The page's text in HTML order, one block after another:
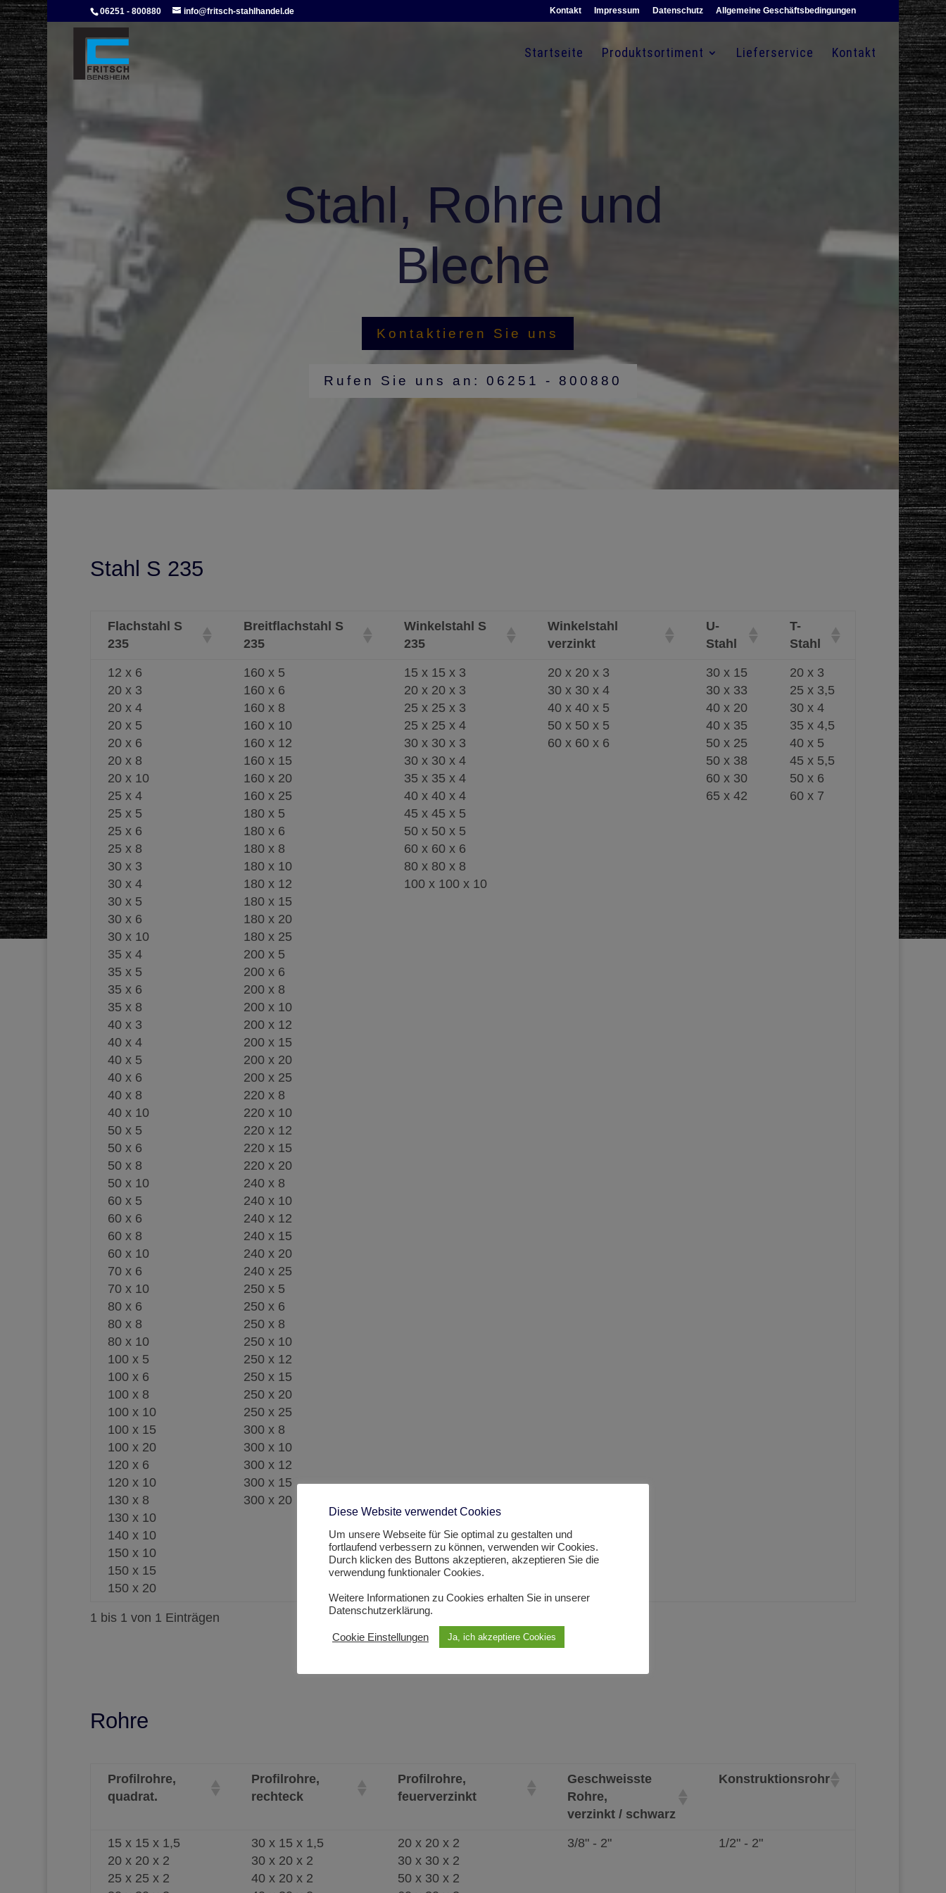
06251 - 800880 info@fritsch-stahlhandel.de Kontakt Impressum Datenschutz Allgemeine Geschäftsbedingungen
Startseite Produktsortiment Lieferservice Kontakt
Stahl, Rohre und
Bleche
Kontaktieren Sie uns
Rufen Sie uns an: 06251 - 800880
Stahl S 235
Flachstahl S
235
Breitflachstahl S
235
Winkelstahl S
235
Winkelstahl
verzinkt
U-
Stahl
T-
Stahl
12 x 6
20 x 3
20 x 4
20 x 5
20 x 6
20 x 8
20 x 10
25 x 4
25 x 5
25 x 6
25 x 8
30 x 3
30 x 4
30 x 5
30 x 6
30 x 10
35 x 4
35 x 5
35 x 6
35 x 8
40 x 3
40 x 4
40 x 5
40 x 6
40 x 8
40 x 10
50 x 5
50 x 6
50 x 8
50 x 10
60 x 5
60 x 6
60 x 8
60 x 10
70 x 6
70 x 10
80 x 6
80 x 8
80 x 10
100 x 5
100 x 6
100 x 8
100 x 10
100 x 15
100 x 20
120 x 6
120 x 10
130 x 8
130 x 10
140 x 10
150 x 10
150 x 15
150 x 20
160 x 5
160 x 6
160 x 8
160 x 10
160 x 12
160 x 15
160 x 20
160 x 25
180 x 5
180 x 6
180 x 8
180 x 10
180 x 12
180 x 15
180 x 20
180 x 25
200 x 5
200 x 6
200 x 8
200 x 10
200 x 12
200 x 15
200 x 20
200 x 25
220 x 8
220 x 10
220 x 12
220 x 15
220 x 20
240 x 8
240 x 10
240 x 12
240 x 15
240 x 20
240 x 25
250 x 5
250 x 6
250 x 8
250 x 10
250 x 12
250 x 15
250 x 20
250 x 25
300 x 8
300 x 10
300 x 12
300 x 15
300 x 20
15 x 15 x 3
20 x 20 x 3
25 x 25 x 3
25 x 25 x 4
30 x 30 x 3
30 x 30 x 4
35 x 35 x 4
40 x 40 x 4
45 x 45 x 5
50 x 50 x 5
60 x 60 x 6
80 x 80 x 8
100 x 100 x 10
20 x 20 x 3
30 x 30 x 4
40 x 40 x 5
50 x 50 x 5
60 x 60 x 6
30 x 15
30 x 33
40 x 20
40 x 35
50 x 25
50 x 38
60 x 30
65 x 42
20 x 3
25 x 3,5
30 x 4
35 x 4,5
40 x 5
45 x 5,5
50 x 6
60 x 7
1 bis 1 von 1 Einträgen
Rohre
Profilrohre,
quadrat.
Profilrohre,
rechteck
Profilrohre,
feuerverzinkt
Geschweisste
Rohre,
verzinkt / schwarz
Konstruktionsrohr
15 x 15 x 1,5
20 x 20 x 2
25 x 25 x 2
30 x 15 x 1,5
30 x 20 x 2
40 x 20 x 2
20 x 20 x 2
30 x 30 x 2
50 x 30 x 2
3/8" - 2" 1/2" - 2"
Diese Website verwendet Cookies
Um unsere Webseite für Sie optimal zu gestalten und
fortlaufend verbessern zu können, verwenden wir Cookies.
Durch klicken des Buttons akzeptieren, akzeptieren Sie die
verwendung funktionaler Cookies.
Weitere Informationen zu Cookies erhalten Sie in unserer
Datenschutzerklärung.
Cookie Einstellungen Ja, ich akzeptiere Cookies